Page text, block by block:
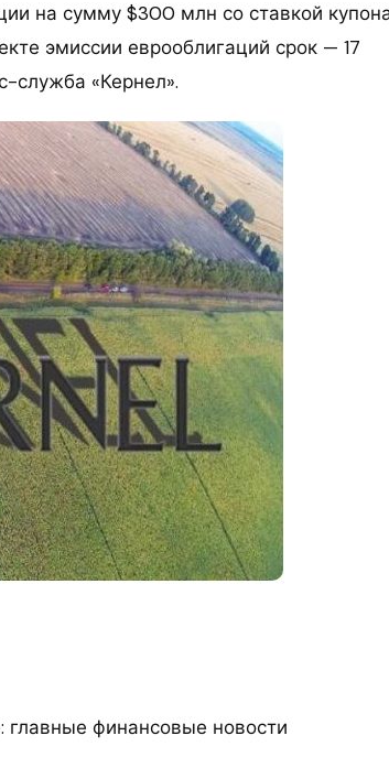
на сумму $300 млн со ставкой
эмиссии еврооблигаций срок — 17
служба «Кернел».
финансовые новости